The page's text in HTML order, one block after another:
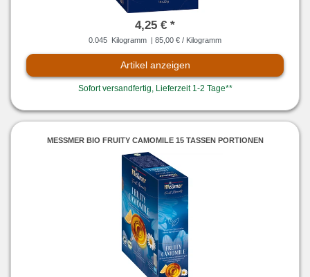
4,25 € *
0.045 Kilogramm | 85,00 € / Kilogramm
Artikel anzeigen
Sofort versandfertig, Lieferzeit 1-2 Tage**
MESSMER BIO FRUITY CAMOMILE 15 TASSEN PORTIONEN